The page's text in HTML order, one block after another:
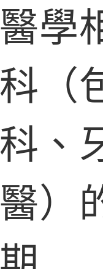
醫學
科（
科、
醫）